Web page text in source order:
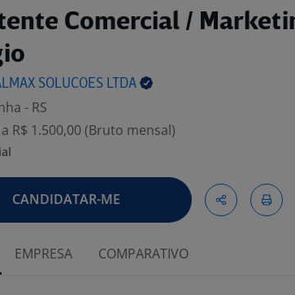
Comercial /
SOLUCOES LTDA
- RS
R$ 1.500,00 (Bruto mensal)
CANDIDATAR-ME
EMPRESA COMPARATIVO